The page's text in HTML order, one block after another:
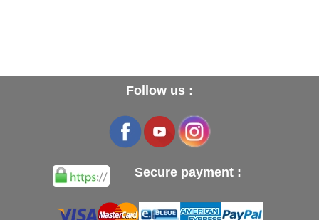
Follow us :
Secure payment :